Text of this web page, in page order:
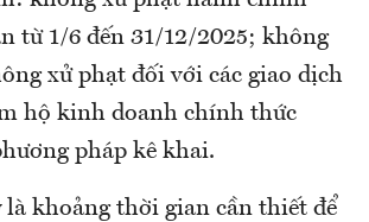
từ 1/6 đến 31/12/2025; không
xử phạt đối với các giao dịch
hộ kinh doanh chính thức
pháp kê khai.
là khoảng thời gian cần thiết để